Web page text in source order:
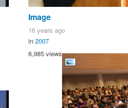
Image
16 years ago
in 2007
6,985 views